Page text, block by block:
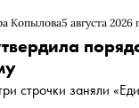
Копылова5 августа 2026
строчки заняли